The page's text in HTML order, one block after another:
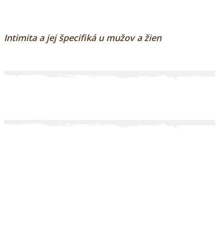
Intimita a jej špecifiká u mužov a žien